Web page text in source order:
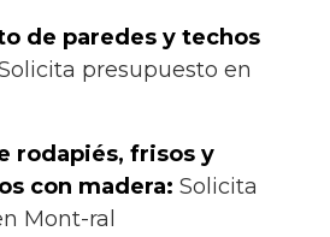
de paredes y techos
presupuesto en
rodapiés, frisos y
con madera: Solicita
Mont-ral